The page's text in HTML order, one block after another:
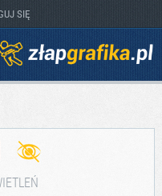
SIĘ